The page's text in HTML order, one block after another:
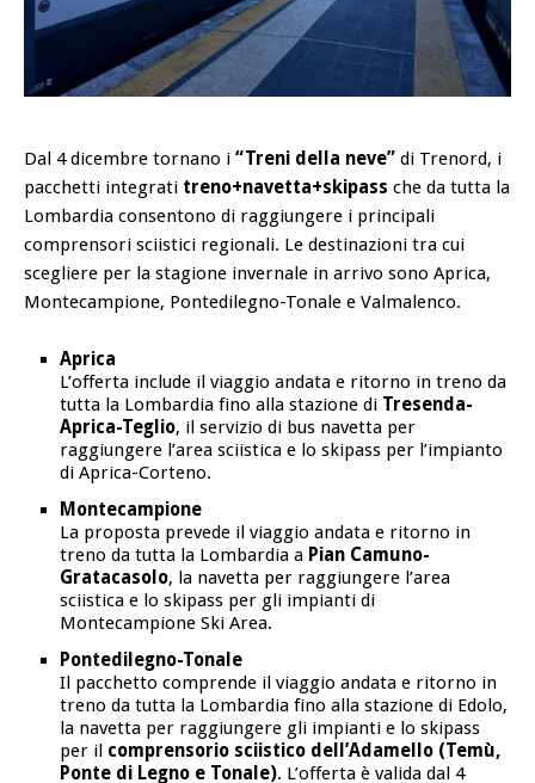
Dal 4 dicembre tornano i “Treni della neve” di Trenord, i
pacchetti integrati treno+navetta+skipass che da tutta la
Lombardia consentono di raggiungere i principali
comprensori sciistici regionali. Le destinazioni tra cui
scegliere per la stagione invernale in arrivo sono Aprica,
Montecampione, Pontedilegno-Tonale e Valmalenco.
Aprica
L’offerta include il viaggio andata e ritorno in treno da
tutta la Lombardia fino alla stazione di Tresenda-
Aprica-Teglio, il servizio di bus navetta per
raggiungere l’area sciistica e lo skipass per l’impianto
di Aprica-Corteno.
Montecampione
La proposta prevede il viaggio andata e ritorno in
treno da tutta la Lombardia a Pian Camuno-
Gratacasolo, la navetta per raggiungere l’area
sciistica e lo skipass per gli impianti di
Montecampione Ski Area.
Pontedilegno-Tonale
Il pacchetto comprende il viaggio andata e ritorno in
treno da tutta la Lombardia fino alla stazione di Edolo,
la navetta per raggiungere gli impianti e lo skipass
per il comprensorio sciistico dell’Adamello (Temù,
Ponte di Legno e Tonale). L’offerta è valida dal 4